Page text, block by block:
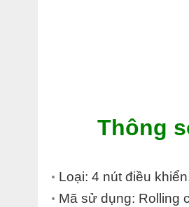
Thông
Loại: 4 nút điều
Mã sử dụng: Rolling